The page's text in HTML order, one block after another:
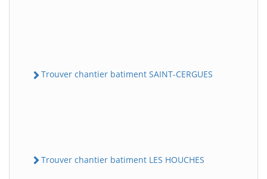
Trouver chantier batiment SAINT-CERGUES
Trouver chantier batiment LES HOUCHES